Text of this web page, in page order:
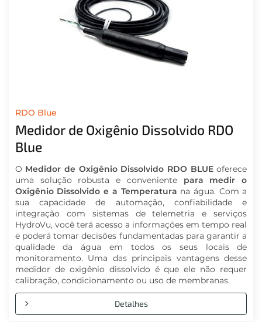
RDO Blue
Medidor de Oxigênio Dissolvido RDO
Blue
O Medidor de Oxigênio Dissolvido RDO BLUEoferece
uma solução robusta e conveniente para medir o
Oxigênio Dissolvido e a Temperatura na água. Com a
sua capacidade de automação, confiabilidade e
integração com sistemas de telemetria e serviços
HydroVu, você terá acesso a informações em tempo real
e poderá tomar decisões fundamentadas para garantir a
qualidade da água em todos os seus locais de
monitoramento. Uma das principais vantagens desse
medidor de oxigênio dissolvido é que ele não requer
calibração, condicionamento ou uso de membranas.
Detalhes